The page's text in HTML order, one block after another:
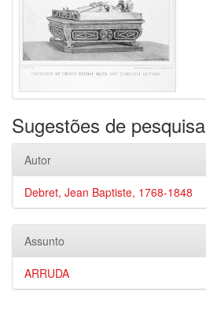
Sugestões de pesquisa
Autor
Debret, Jean Baptiste, 1768-1848
Assunto
ARRUDA